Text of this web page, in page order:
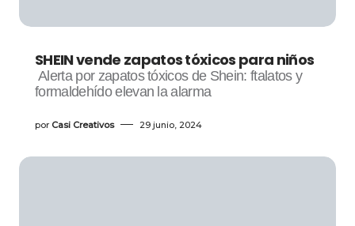
SHEIN vende zapatos tóxicos para niños
Alerta por zapatos tóxicos de Shein: ftalatos y
formaldehído elevan la alarma
por Casi Creativos 29 junio, 2024